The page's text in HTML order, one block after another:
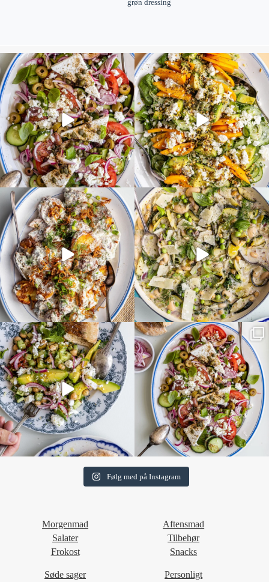
grøn dressing
Følg med på Instagram
Morgenmad
Salater
Frokost
Aftensmad
Tilbehør
Snacks
Søde sager Personligt